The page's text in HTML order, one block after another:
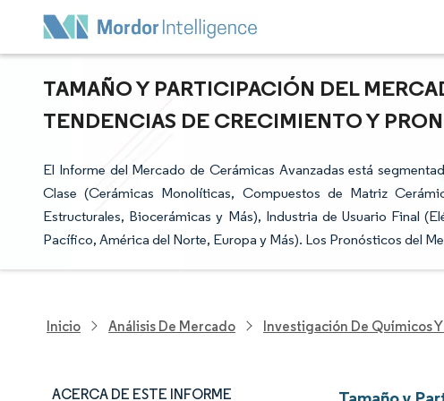
TAMAÑO Y PARTICIPACIÓN DEL
TENDENCIAS DE CRECIMIENTO Y
El Informe del Mercado de Cerámicas Avanzadas está
Clase (Cerámicas Monolíticas, Compuestos de Matriz
Estructurales, Biocerámicas y Más), Industria de Usuario Final
Pacífico, América del Norte, Europa y Más). Los Pronósticos del
Inicio Análisis De Mercado Investigación De Químicos
ACERCA DE ESTE INFORME